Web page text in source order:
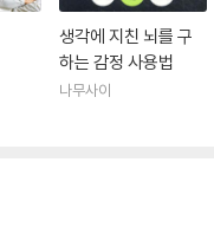
생각에 지친 뇌를 구
하는 감정 사용법
나무사이